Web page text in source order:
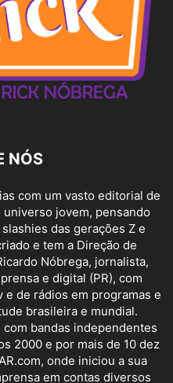
NÓS
com um vasto editorial de
jovem, pensando
das gerações Z e
e tem a Direção de
Nóbrega, jornalista,
e digital (PR), com
e de rádios em programas e
brasileira e mundial.
bandas independentes
2000 e por mais de 10 dez
onde iniciou a sua
em contas diversos